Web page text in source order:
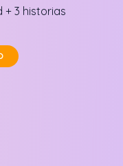
+ 3 historias